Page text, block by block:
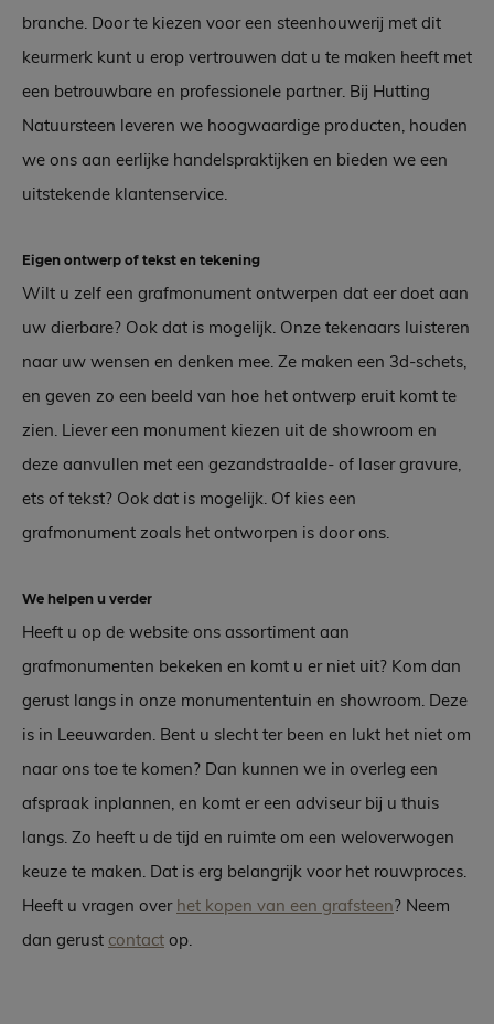
branche. Door te kiezen voor een steenhouwerij met dit
keurmerk kunt u erop vertrouwen dat u te maken heeft met
een betrouwbare en professionele partner. Bij Hutting
Natuursteen leveren we hoogwaardige producten, houden
we ons aan eerlijke handelspraktijken en bieden we een
uitstekende klantenservice.
Eigen ontwerp of tekst en tekening
Wilt u zelf een grafmonument ontwerpen dat eer doet aan
uw dierbare? Ook dat is mogelijk. Onze tekenaars luisteren
naar uw wensen en denken mee. Ze maken een 3d-schets,
en geven zo een beeld van hoe het ontwerp eruit komt te
zien. Liever een monument kiezen uit de showroom en
deze aanvullen met een gezandstraalde- of laser gravure,
ets of tekst? Ook dat is mogelijk. Of kies een
grafmonument zoals het ontworpen is door ons.
We helpen u verder
Heeft u op de website ons assortiment aan
grafmonumenten bekeken en komt u er niet uit? Kom dan
gerust langs in onze monumententuin en showroom. Deze
is in Leeuwarden. Bent u slecht ter been en lukt het niet om
naar ons toe te komen? Dan kunnen we in overleg een
afspraak inplannen, en komt er een adviseur bij u thuis
langs. Zo heeft u de tijd en ruimte om een weloverwogen
keuze te maken. Dat is erg belangrijk voor het rouwproces.
Heeft u vragen over het kopen van een grafsteen? Neem
dan gerust contact op.